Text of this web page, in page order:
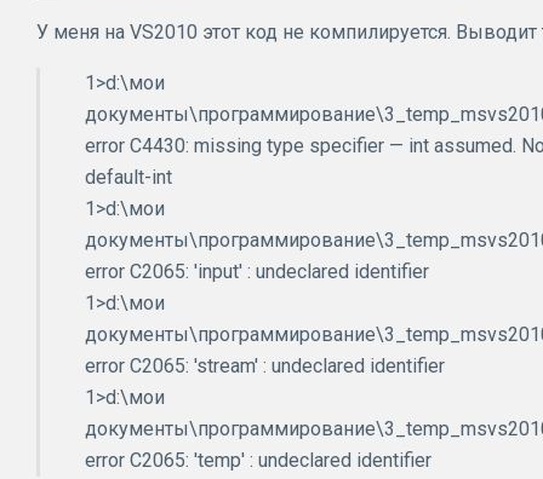
У меня на VS2010 этот код не компилируется.
1>d:\мои
error C4430: missing type specifier — int assumed.
default-int
1>d:\мои
error C2065: 'input' : undeclared identifier
1>d:\мои
error C2065: 'stream' : undeclared identifier
1>d:\мои
error C2065: 'temp' : undeclared identifier